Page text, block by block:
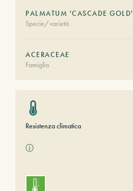
PALMATUM 'CASCADE GOLD'
Specie/varietà
ACERACEAE
Famiglia
Resistenza climatica
ⓘ